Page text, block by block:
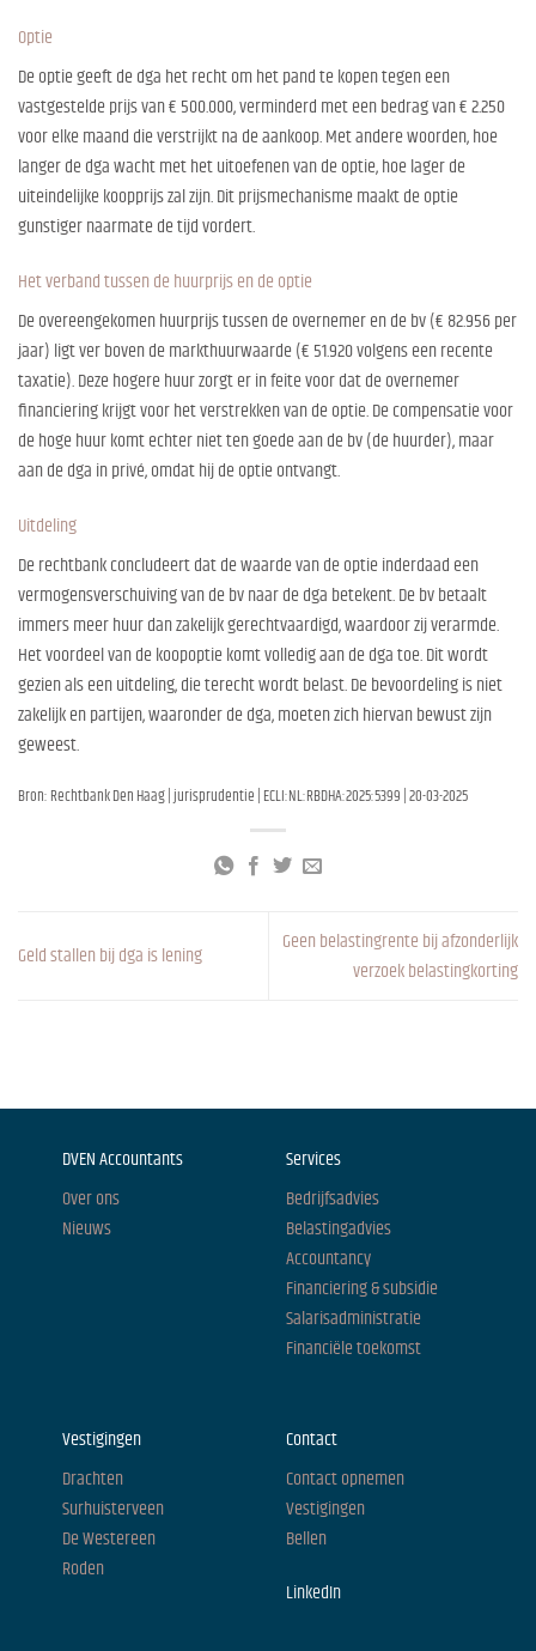
Optie
De optie geeft de dga het recht om het pand te kopen tegen een
vastgestelde prijs van € 500.000, verminderd met een bedrag van € 2.250
voor elke maand die verstrijkt na de aankoop. Met andere woorden, hoe
langer de dga wacht met het uitoefenen van de optie, hoe lager de
uiteindelijke koopprijs zal zijn. Dit prijsmechanisme maakt de optie
gunstiger naarmate de tijd vordert.
Het verband tussen de huurprijs en de optie
De overeengekomen huurprijs tussen de overnemer en de bv (€ 82.956 per
jaar) ligt ver boven de markthuurwaarde (€ 51.920 volgens een recente
taxatie). Deze hogere huur zorgt er in feite voor dat de overnemer
financiering krijgt voor het verstrekken van de optie. De compensatie voor
de hoge huur komt echter niet ten goede aan de bv (de huurder), maar
aan de dga in privé, omdat hij de optie ontvangt.
Uitdeling
De rechtbank concludeert dat de waarde van de optie inderdaad een
vermogensverschuiving van de bv naar de dga betekent. De bv betaalt
immers meer huur dan zakelijk gerechtvaardigd, waardoor zij verarmde.
Het voordeel van de koopoptie komt volledig aan de dga toe. Dit wordt
gezien als een uitdeling, die terecht wordt belast. De bevoordeling is niet
zakelijk en partijen, waaronder de dga, moeten zich hiervan bewust zijn
geweest.
Bron: Rechtbank Den Haag | jurisprudentie | ECLI:NL:RBDHA:2025:5399 | 20-03-2025
Geld stallen bij dga is lening
Geen belastingrente bij afzonderlijk
verzoek belastingkorting
DVEN Accountants
Over ons
Nieuws
Services
Bedrijfsadvies
Belastingadvies
Accountancy
Financiering & subsidie
Salarisadministratie
Financiële toekomst
Vestigingen
Drachten
Surhuisterveen
De Westereen
Roden
Contact
Contact opnemen
Vestigingen
Bellen
LinkedIn